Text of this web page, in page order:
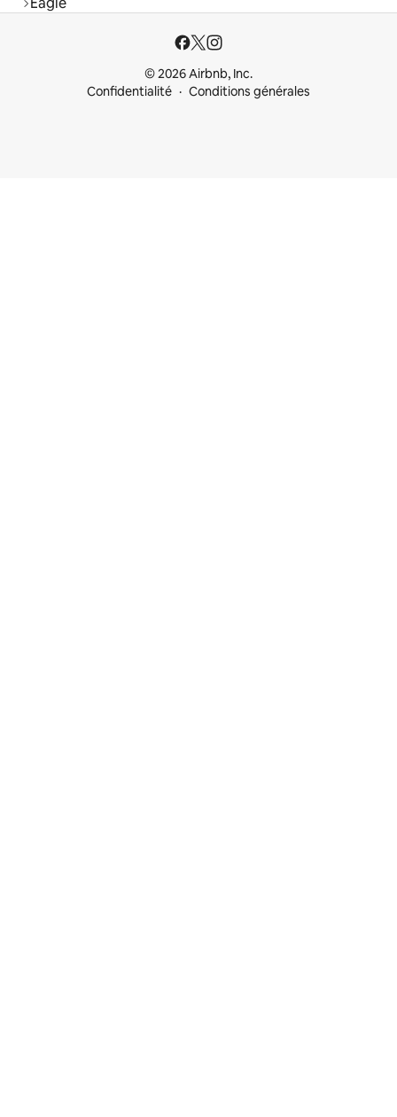
© 2026 Airbnb, Inc.
Confidentialité
Conditions générales